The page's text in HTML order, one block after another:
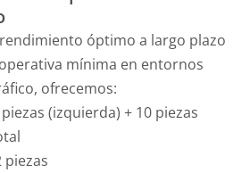
óptimo a largo plazo
mínima en entornos
ofrecemos:
(izquierda) + 10 piezas
piezas